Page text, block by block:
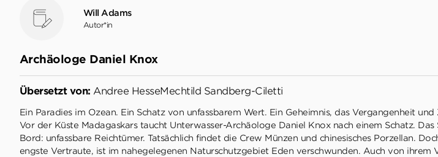
Will Adams
Autor*in
Archäologe Daniel Knox
Übersetzt von: Andree HesseMechtild Sandberg-Ciletti
Ein Paradies im Ozean. Ein Schatz von unfassbarem Wert. Ein Geheimnis, das Vergangenheit
Vor der Küste Madagaskars taucht Unterwasser-Archäologe Daniel Knox nach einem Schatz.
Bord: unfassbare Reichtümer. Tatsächlich findet die Crew Münzen und chinesisches Porzellan.
engste Vertraute, ist im nahegelegenen Naturschutzgebiet Eden verschwunden. Auch von